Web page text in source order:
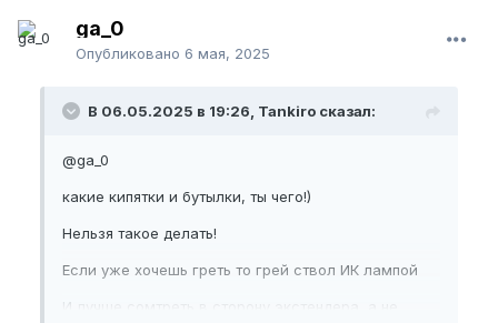
ga_0
Опубликовано 6 мая, 2025
В 06.05.2025 в 19:26, Tankiro сказал:
@ga_0
какие кипятки и бутылки, ты чего!)
Нельзя такое делать!
Если уже хочешь греть то грей ствол ИК лампой
И лучше сомтреть в сторону экстендера, а не